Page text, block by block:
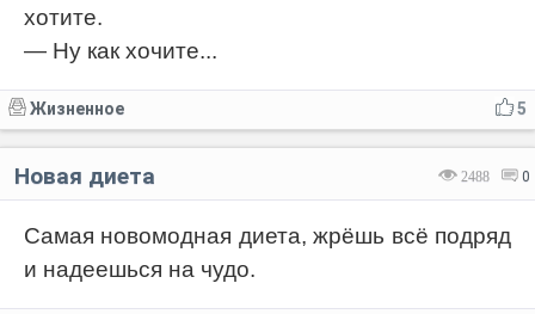
хотите.
— Ну как хочите...
5
Жизненное
2488 0
Новая диета
Самая новомодная диета, жрёшь всё подряд
и надеешься на чудо.